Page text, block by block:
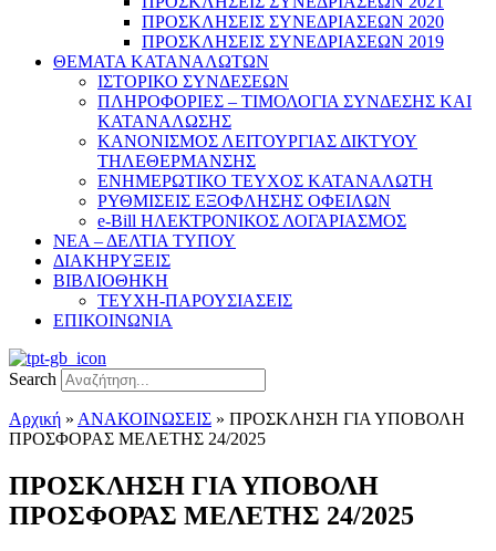
ΠΡΟΣΚΛΗΣΕΙΣ ΣΥΝΕΔΡΙΑΣΕΩΝ 2020
ΠΡΟΣΚΛΗΣΕΙΣ ΣΥΝΕΔΡΙΑΣΕΩΝ 2019
ΘΕΜΑΤΑ ΚΑΤΑΝΑΛΩΤΩΝ
ΙΣΤΟΡΙΚΟ ΣΥΝΔΕΣΕΩΝ
ΠΛΗΡΟΦΟΡΙΕΣ – ΤΙΜΟΛΟΓΙΑ ΣΥΝΔΕΣΗΣ ΚΑΙ
ΚΑΤΑΝΑΛΩΣΗΣ
ΚΑΝΟΝΙΣΜΟΣ ΛΕΙΤΟΥΡΓΙΑΣ ΔΙΚΤΥΟΥ
ΤΗΛΕΘΕΡΜΑΝΣΗΣ
ΕΝΗΜΕΡΩΤΙΚΟ ΤΕΥΧΟΣ ΚΑΤΑΝΑΛΩΤΗ
ΡΥΘΜΙΣΕΙΣ ΕΞΟΦΛΗΣΗΣ ΟΦΕΙΛΩΝ
e-Bill ΗΛΕΚΤΡΟΝΙΚΟΣ ΛΟΓΑΡΙΑΣΜΟΣ
ΝΕΑ – ΔΕΛΤΙΑ ΤΥΠΟΥ
ΔΙΑΚΗΡΥΞΕΙΣ
ΒΙΒΛΙΟΘΗΚΗ
ΤΕΥΧΗ-ΠΑΡΟΥΣΙΑΣΕΙΣ
ΕΠΙΚΟΙΝΩΝΙΑ
Search
Αρχική » ΑΝΑΚΟΙΝΩΣΕΙΣ » ΠΡΟΣΚΛΗΣΗ ΓΙΑ ΥΠΟΒΟΛΗ
ΠΡΟΣΦΟΡΑΣ ΜΕΛΕΤΗΣ 24/2025
ΠΡΟΣΚΛΗΣΗ ΓΙΑ ΥΠΟΒΟΛΗ
ΠΡΟΣΦΟΡΑΣ ΜΕΛΕΤΗΣ 24/2025